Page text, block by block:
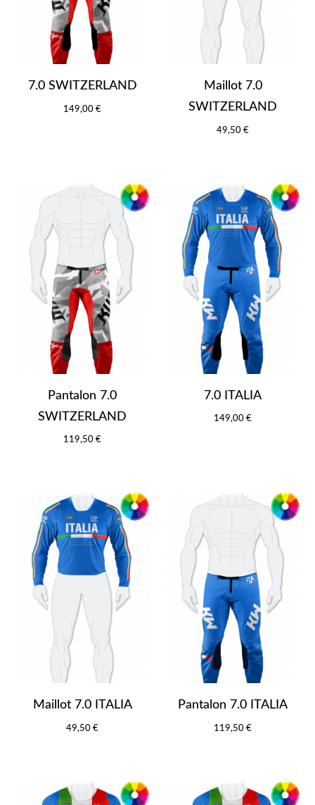
7.0 SWITZERLAND
149,00 €
Maillot 7.0
SWITZERLAND
49,50 €
Pantalon 7.0
SWITZERLAND
119,50 €
7.0 ITALIA
149,00 €
Maillot 7.0 ITALIA
49,50 €
Pantalon 7.0 ITALIA
119,50 €